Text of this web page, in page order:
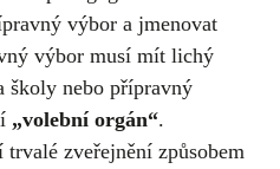
výbor a jmenovat
výbor musí mít lichý
školy nebo přípravný
„volební orgán“.
zveřejnění způsobem